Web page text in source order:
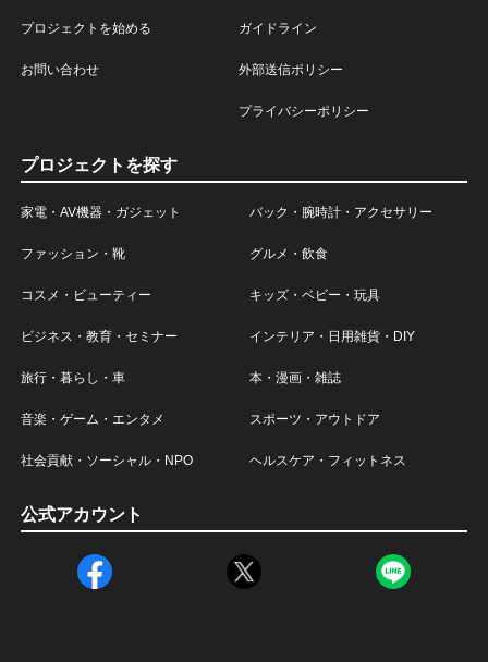
プロジェクトを始める
お問い合わせ
ガイドライン
外部送信ポリシー
プライバシーポリシー
プロジェクトを探す
家電・AV機器・ガジェット バック・腕時計・アクセサリー
ファッション・靴 グルメ・飲食
コスメ・ビューティー キッズ・ベビー・玩具
ビジネス・教育・セミナー インテリア・日用雑貨・DIY
旅行・暮らし・車 本・漫画・雑誌
音楽・ゲーム・エンタメ スポーツ・アウトドア
社会貢献・ソーシャル・NPO ヘルスケア・フィットネス
公式アカウント